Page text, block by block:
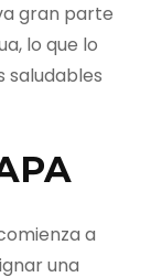
gran parte
lo que lo
saludables
a
una